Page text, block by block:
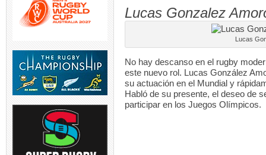
Lucas Gonzalez
Lucas
No hay descanso en el rugby
este nuevo rol. Lucas González
su actuación en el Mundial y
Habló de su presente, el deseo de
participar en los Juegos Olímpicos.